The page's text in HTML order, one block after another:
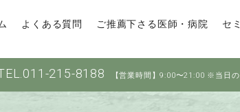
よくある質問 ご推薦下さる医師・病院 セ
215-8188 【営業時間】9:00〜21:00 ※当日